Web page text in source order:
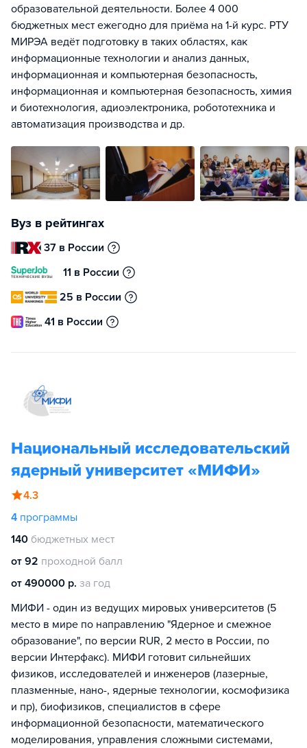
образовательной деятельности. Более 4 000
бюджетных мест ежегодно для приёма на 1-й курс. РТУ
МИРЭА ведёт подготовку в таких областях, как
информационные технологии и анализ данных,
информационная и компьютерная безопасность,
информационная и компьютерная безопасность, химия
и биотехнология, адиоэлектроника, робототехника и
автоматизация производства и др.
Вуз в рейтингах
37 в России
11 в России
25 в России
41 в России
Национальный исследовательский
ядерный университет «МИФИ»
4.3
4 программы
140 бюджетных мест
от 92 проходной балл
от 490000 р. за год
МИФИ - один из ведущих мировых университетов (5
место в мире по направлению "Ядерное и смежное
образование", по версии RUR, 2 место в России, по
версии Интерфакс). МИФИ готовит сильнейших
физиков, исследователей и инженеров (лазерные,
плазменные, нано-, ядерные технологии, космофизика
и пр), биофизиков, специалистов в сфере
информационной безопасности, математического
моделирования, управления сложными системами,